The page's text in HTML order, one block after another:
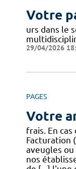
Votre
urs dans le
29/04/2026
PAGES
Votre
frais. En
Facturation
aveugles
nos